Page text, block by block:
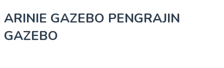
ARINIE GAZEBO PENGRAJIN
GAZEBO